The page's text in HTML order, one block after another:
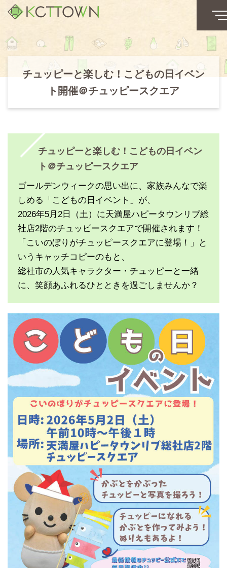
チュッピーと楽しむ！こどもの日イベン
ト開催＠チュッピースクエア
チュッピーと楽しむ！こどもの日イベン
ト＠チュッピースクエア
ゴールデンウィークの思い出に、家族みんなで楽
しめる「こどもの日イベント」が、
2026年5月2日（土）に天満屋ハピータウンリブ総
社店2階のチュッピースクエアで開催されます！
「こいのぼりがチュッピースクエアに登場！」と
いうキャッチコピーのもと、
総社市の人気キャラクター・チュッピーと一緒
に、笑顔あふれるひとときを過ごしませんか？